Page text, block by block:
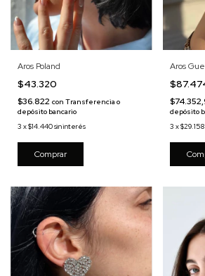
Aros Poland
$43.320
$36.822 con Transferencia o
depósito bancario
3 x$14.440sin interés
Aros
depósito
3 x$29.158